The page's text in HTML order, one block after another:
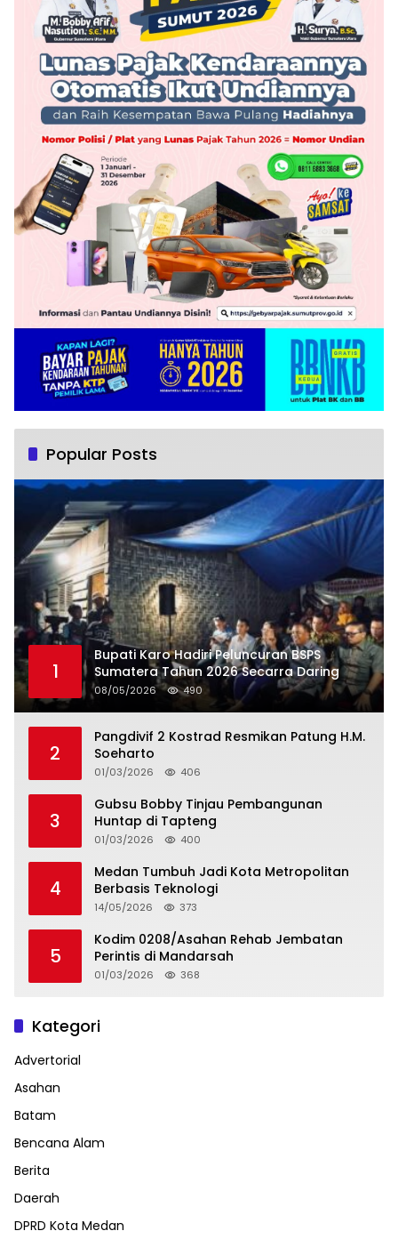
Popular Posts
1
Bupati Karo Hadiri Peluncuran BSPS
Sumatera Tahun 2026 Secarra Daring
08/05/2026 490
2
Pangdivif 2 Kostrad Resmikan Patung H.M.
Soeharto
01/03/2026 406
3
Gubsu Bobby Tinjau Pembangunan
Huntap di Tapteng
01/03/2026 400
4
Medan Tumbuh Jadi Kota Metropolitan
Berbasis Teknologi
14/05/2026 373
5
Kodim 0208/Asahan Rehab Jembatan
Perintis di Mandarsah
01/03/2026 368
Kategori
Advertorial
Asahan
Batam
Bencana Alam
Berita
Daerah
DPRD Kota Medan